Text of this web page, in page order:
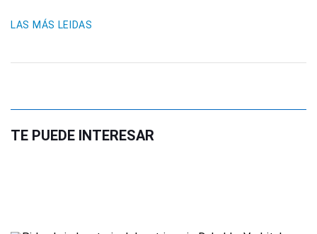
LAS MÁS LEIDAS
TE PUEDE INTERESAR